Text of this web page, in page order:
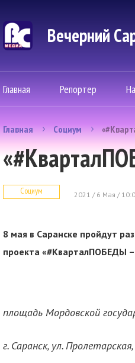
Вечерний
Главная Репортер
Главная Социум
Социум 2021 / 6 Мая /
8 мая в Саранске пройдут
проекта
площадь Мордовской
г. Саранск, ул.